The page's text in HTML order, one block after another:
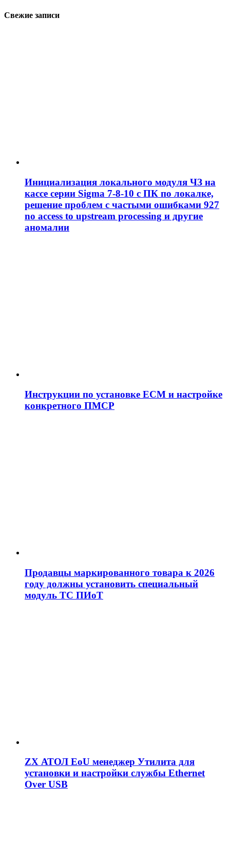
Свежие записи
Инициализация локального модуля ЧЗ на
кассе серии Sigma 7-8-10 с ПК по локалке,
решение проблем c частыми ошибками 927
no access to upstream processing и другие
аномалии
Инструкции по установке ЕСМ и настройке
конкретного ПМСР
Продавцы маркированного товара к 2026
году должны установить специальный
модуль ТС ПИоТ
ZX АТОЛ EoU менеджер Утилита для
установки и настройки службы Ethernet
Over USB